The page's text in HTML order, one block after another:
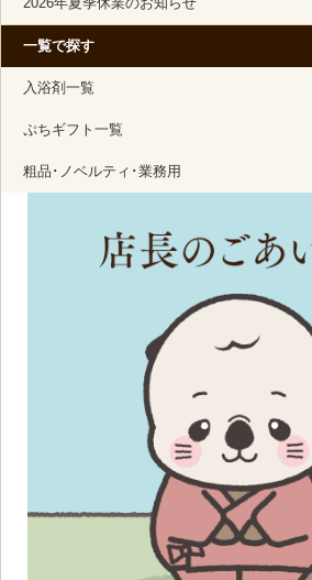
2026年夏季休業のお知らせ
一覧で探す
入浴剤一覧
ぷちギフト一覧
粗品･ノベルティ･業務用